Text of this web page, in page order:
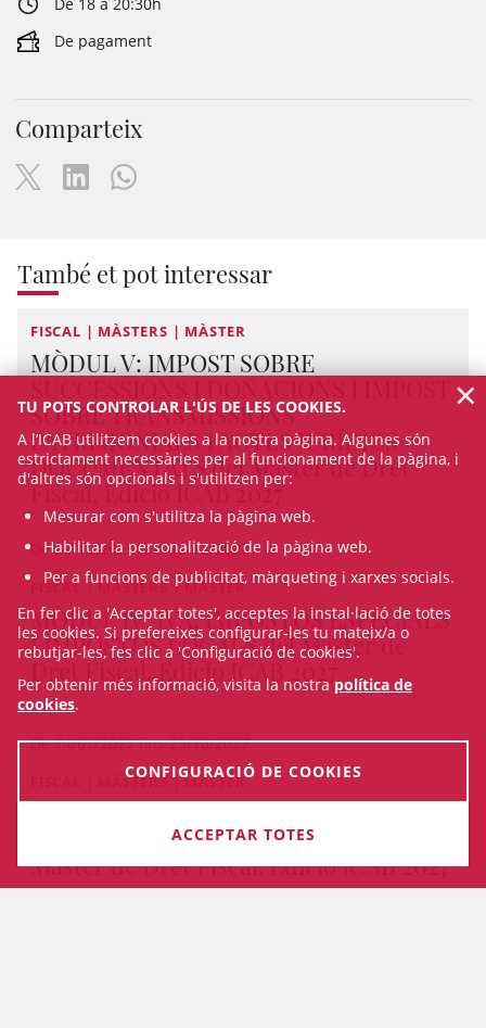
INSCRIU-TE
De pagament
Comparteix
També et pot interessar
FISCAL | MÀSTERS | MÀSTER
MÒDUL V: IMPOST SOBRE
SOBRE TRANSMISSIONS
PATRIMONIALS I ACTES JURÍDICS
DOCUMENTATS del Màster de Dret
Fiscal, Edició ICAB 2027
De 27/10/2027 fins 15/12/2027
FISCAL | MÀSTERS | MÀSTER
MÒDUL IV: IVA, IMPOSTOS ESPECIALS
I IMPOSTOS LOCALS del Màster de
Dret Fiscal, Edició ICAB 2027
De 14/07/2027 fins 25/10/2027
FISCAL | MÀSTERS | MÀSTER
FISCALITAT DELS NO RESIDENTS del
Màster de Dret Fiscal, Edició ICAB 2027
TU POTS CONTROLAR L'ÚS DE LES COOKIES.
A l’ICAB utilitzem cookies a la nostra pàgina. Algunes són
estrictament necessàries per al funcionament de la pàgina, i
d'altres són opcionals i s'utilitzen per:
Mesurar com s'utilitza la pàgina web.
Habilitar la personalització de la pàgina web.
Per a funcions de publicitat, màrqueting i xarxes socials.
En fer clic a 'Acceptar totes', acceptes la instal·lació de totes
les cookies. Si prefereixes configurar-les tu mateix/a o
rebutjar-les, fes clic a 'Configuració de cookies'.
Per obtenir més informació, visita la nostra política de
cookies.
CONFIGURACIÓ DE COOKIES
ACCEPTAR TOTES
×